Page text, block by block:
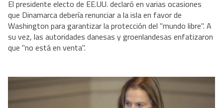
El presidente electo de EE.UU. declaró en varias ocasiones
que Dinamarca debería renunciar a la isla en favor de
Washington para garantizar la protección del "mundo libre". A
su vez, las autoridades danesas y groenlandesas enfatizaron
que "no está en venta".